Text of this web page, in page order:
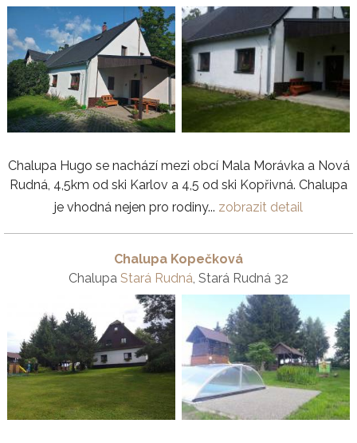
Chalupa Hugo se nachází mezi obcí Mala Morávka a Nová
Rudná, 4,5km od ski Karlov a 4,5 od ski Kopřivná. Chalupa
je vhodná nejen pro rodiny... zobrazit detail
Chalupa Kopečková
Chalupa Stará Rudná, Stará Rudná 32